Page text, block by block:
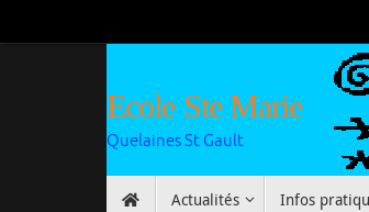
au
Ecole Ste Marie
Quelaines St Gault
Actualités Infos